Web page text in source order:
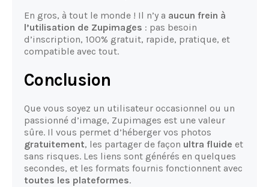
En gros, à tout le monde ! Il n’y a aucun frein à
l’utilisation de Zupimages : pas besoin
d’inscription, 100% gratuit, rapide, pratique, et
compatible avec tout.
Conclusion
Que vous soyez un utilisateur occasionnel ou un
passionné d’image, Zupimages est une valeur
sûre. Il vous permet d’héberger vos photos
gratuitement, les partager de façon ultra fluide et
sans risques. Les liens sont générés en quelques
secondes, et les formats fournis fonctionnent avec
toutes les plateformes.